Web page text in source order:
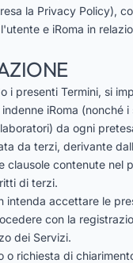
la Privacy Policy),
e iRoma in
i presenti Termini, si
iRoma (nonché
da ogni
da terzi, derivante
clausole contenute nel
di terzi.
intenda accettare le
con la
dei Servizi.
o richiesta di